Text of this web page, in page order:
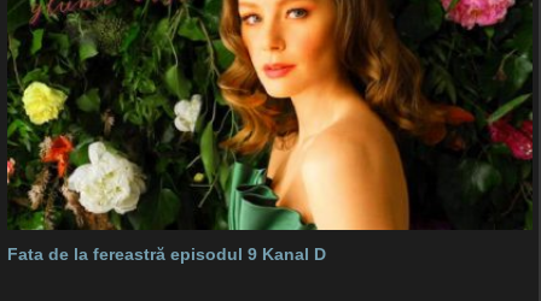
Fata de la fereastră episodul 9 Kanal D